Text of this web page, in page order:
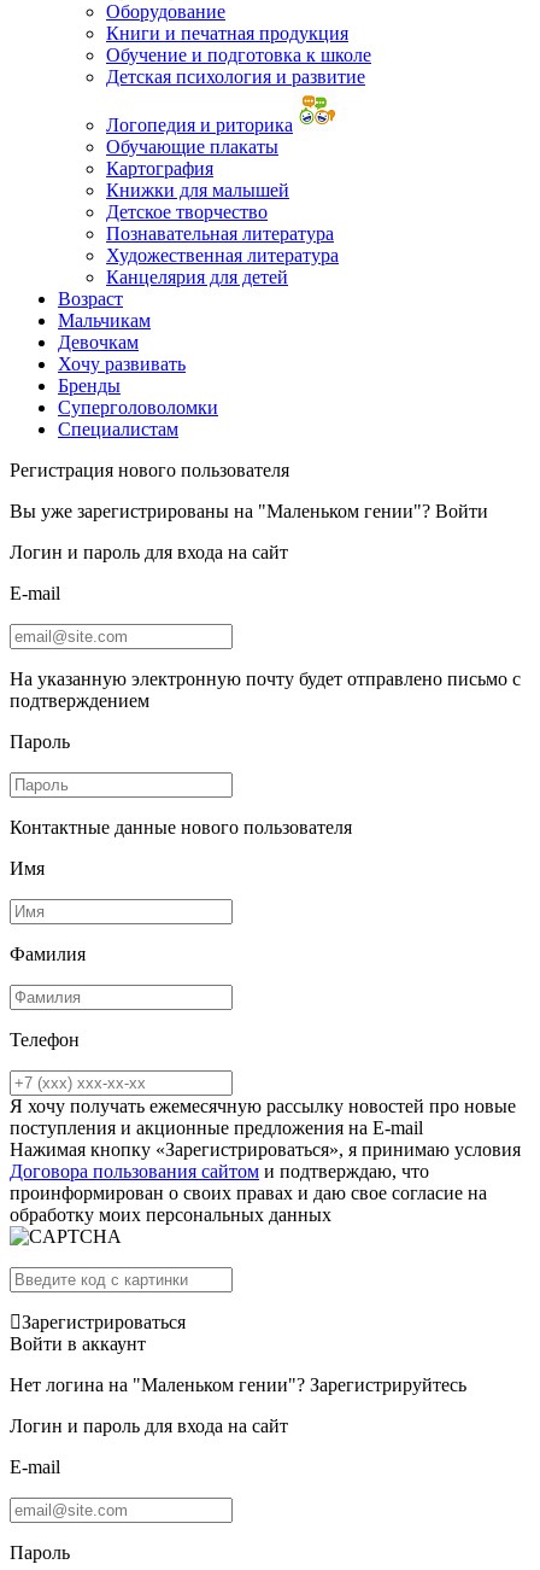
Оборудование
Книги и печатная продукция
Обучение и подготовка к школе
Детская психология и развитие
Логопедия и риторика
Обучающие плакаты
Картография
Книжки для малышей
Детское творчество
Познавательная литература
Художественная литература
Канцелярия для детей
Возраст
Мальчикам
Девочкам
Хочу развивать
Бренды
Суперголоволомки
Специалистам
Регистрация нового пользователя
Вы уже зарегистрированы на "Маленьком гении"? Войти
Логин и пароль для входа на сайт
E-mail
На указанную электронную почту будет отправлено письмо с
подтверждением
Пароль
Контактные данные нового пользователя
Имя
Фамилия
Телефон
Я хочу получать ежемесячную рассылку новостей про новые
поступления и акционные предложения на E-mail
Нажимая кнопку «Зарегистрироваться», я принимаю условия
Договора пользования сайтом и подтверждаю, что
проинформирован о своих правах и даю свое согласие на
обработку моих персональных данных
Зарегистрироваться
Войти в аккаунт
Нет логина на "Маленьком гении"? Зарегистрируйтесь
Логин и пароль для входа на сайт
E-mail
Пароль